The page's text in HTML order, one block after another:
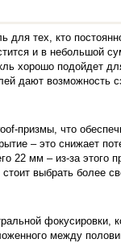
для тех, кто
и в небольшой
хорошо подойдет
дают возможность
призмы, что
– это снижает
22 мм – из-за
выбрать более
фокусировки,
между